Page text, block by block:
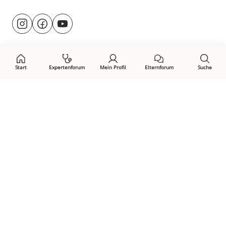
Start Expertenforum Mein Profil Elternforum Suche
Besuche
uns@rund.ums.baby
facebook.com/rundumsbaby.de
youtube.com/@rundumsbaby_